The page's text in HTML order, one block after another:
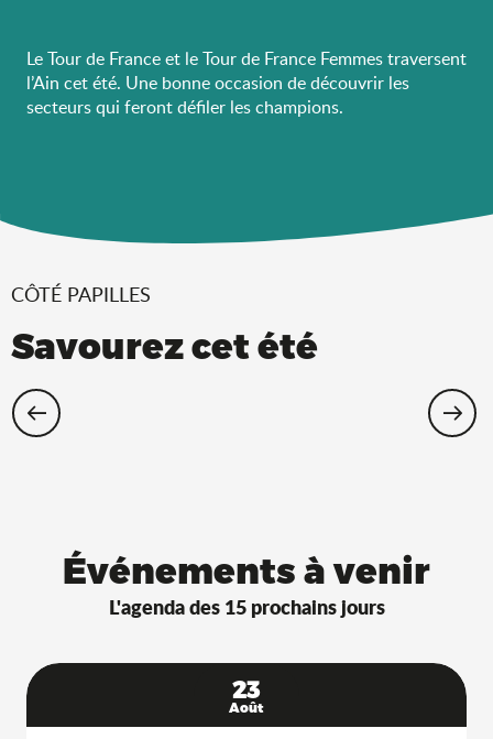
Le Tour de France et le Tour de France Femmes traversent
l’Ain cet été. Une bonne occasion de découvrir les
secteurs qui feront défiler les champions.
CÔTÉ PAPILLES
Savourez cet été
terrasse à l’ombre !
Événements à venir
L'agenda des 15 prochains jours
23
Août